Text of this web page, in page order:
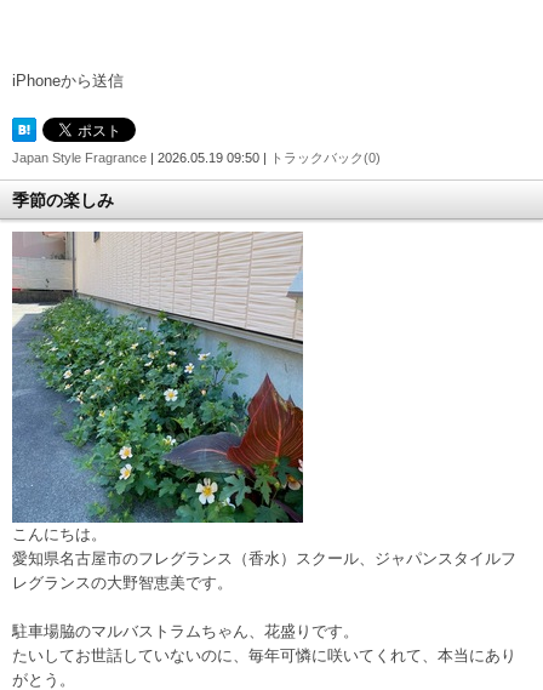
iPhoneから送信
Japan Style Fragrance | 2026.05.19 09:50 | トラックバック(0)
季節の楽しみ
こんにちは。
愛知県名古屋市のフレグランス（香水）スクール、ジャパンスタイルフ
レグランスの大野智恵美です。
駐車場脇のマルバストラムちゃん、花盛りです。
たいしてお世話していないのに、毎年可憐に咲いてくれて、本当にあり
がとう。